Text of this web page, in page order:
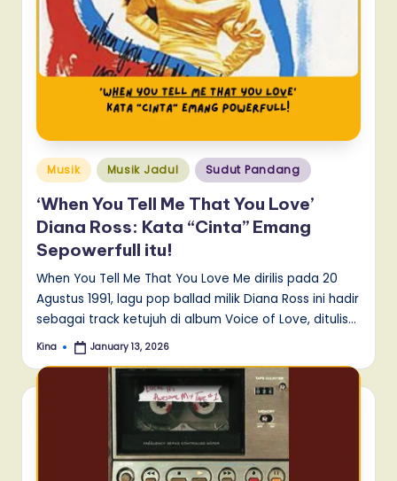
Posted
in
Musik Musik Jadul Sudut Pandang
‘When You Tell Me That You Love’
Diana Ross: Kata “Cinta” Emang
Sepowerfull itu!
When You Tell Me That You Love Me dirilis pada 20
Agustus 1991, lagu pop ballad milik Diana Ross ini hadir
sebagai track ketujuh di album Voice of Love, ditulis…
Posted
Kina January 13, 2026